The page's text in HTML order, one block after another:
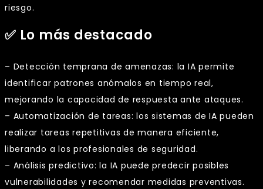
riesgo.
✅ Lo más destacado
– Detección temprana de amenazas: la IA permite
identificar patrones anómalos en tiempo real,
mejorando la capacidad de respuesta ante ataques.
– Automatización de tareas: los sistemas de IA pueden
realizar tareas repetitivas de manera eficiente,
liberando a los profesionales de seguridad.
– Análisis predictivo: la IA puede predecir posibles
vulnerabilidades y recomendar medidas preventivas.